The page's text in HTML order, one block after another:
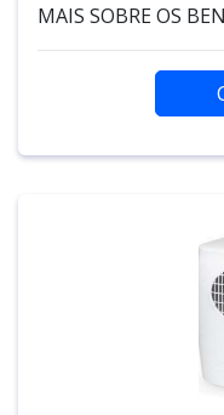
MAIS SOBRE OS